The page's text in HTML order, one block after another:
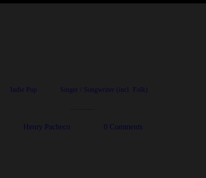
Indie Pop Singer / Songwriter (incl. Folk)
Henry Pacheco 0 Comments